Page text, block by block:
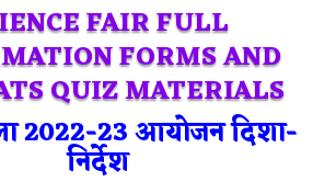
FAIR FULL
FORMS AND
QUIZ MATERIALS
2022-23 आयोजन दिशा-
निर्देश